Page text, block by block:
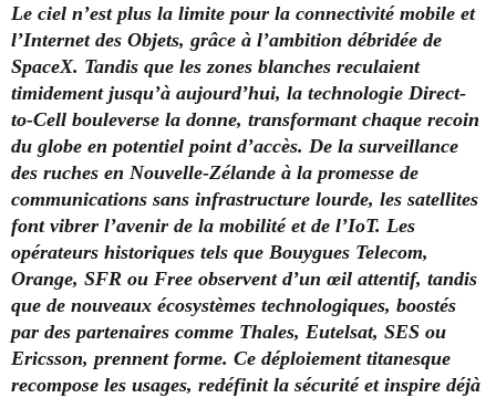
Le ciel n’est plus la limite pour la connectivité mobile et
l’Internet des Objets, grâce à l’ambition débridée de
SpaceX. Tandis que les zones blanches reculaient
timidement jusqu’à aujourd’hui, la technologie Direct-
to-Cell bouleverse la donne, transformant chaque recoin
du globe en potentiel point d’accès. De la surveillance
des ruches en Nouvelle-Zélande à la promesse de
communications sans infrastructure lourde, les satellites
font vibrer l’avenir de la mobilité et de l’IoT. Les
opérateurs historiques tels que Bouygues Telecom,
Orange, SFR ou Free observent d’un œil attentif, tandis
que de nouveaux écosystèmes technologiques, boostés
par des partenaires comme Thales, Eutelsat, SES ou
Ericsson, prennent forme. Ce déploiement titanesque
recompose les usages, redéfinit la sécurité et inspire déjà